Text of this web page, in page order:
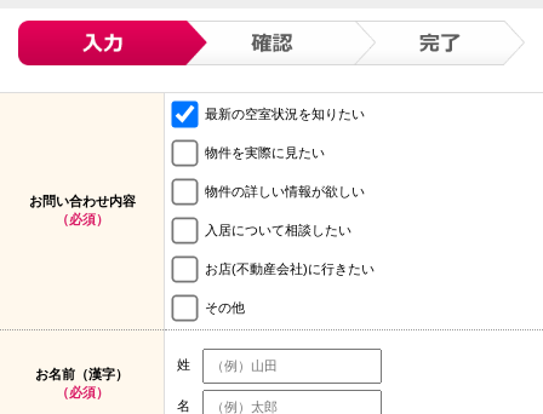
お問い合わせ内容
（必須）
最新の空室状況を知りたい
物件を実際に見たい
物件の詳しい情報が欲しい
入居について相談したい
お店(不動産会社)に行きたい
その他
お名前（漢字）
（必須）
姓
名